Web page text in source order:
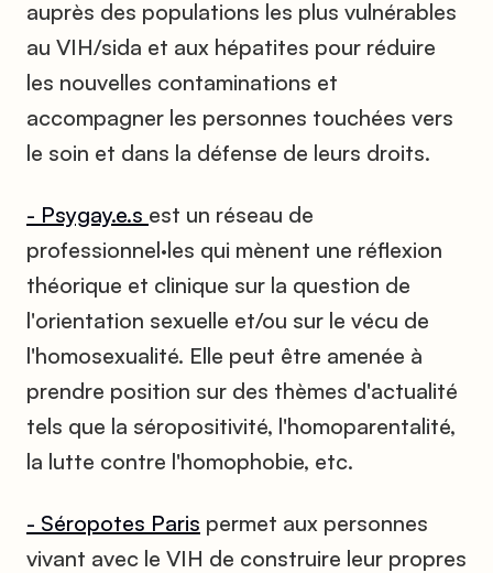
auprès des populations les plus vulnérables
au VIH/sida et aux hépatites pour réduire
les nouvelles contaminations et
accompagner les personnes touchées vers
le soin et dans la défense de leurs droits.
- Psygay.e.s est un réseau de
professionnel·les qui mènent une réflexion
théorique et clinique sur la question de
l'orientation sexuelle et/ou sur le vécu de
l'homosexualité. Elle peut être amenée à
prendre position sur des thèmes d'actualité
tels que la séropositivité, l'homoparentalité,
la lutte contre l'homophobie, etc.
- Séropotes Paris permet aux personnes
vivant avec le VIH de construire leur propres